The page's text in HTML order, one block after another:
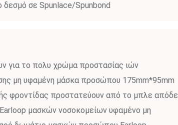
δεσμό σε Spunlace/Spunbond
για το πολυ χρώμα προστασίας ιών
μη υφαμένη μάσκα προσώπου 175mm*95mm
φροντίδας προστατεύουν από το μπλε
μασκών νοσοκομείων υφαμένο μη